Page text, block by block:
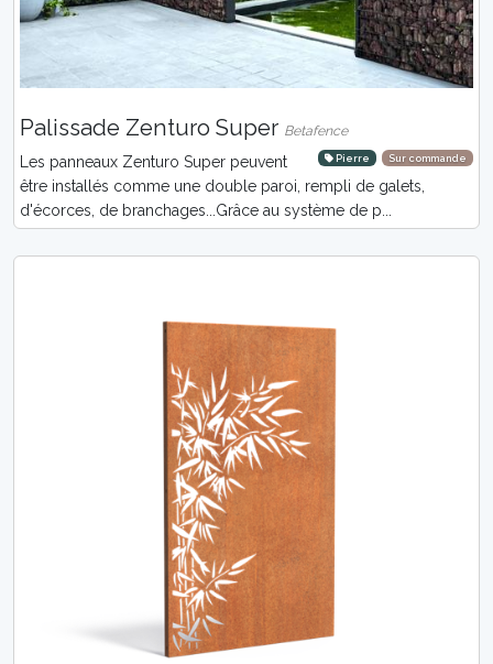
Palissade Zenturo Super Betafence
Pierre Sur commande
Les panneaux Zenturo Super peuvent
être installés comme une double paroi, rempli de galets,
d'écorces, de branchages...Grâce au système de p...